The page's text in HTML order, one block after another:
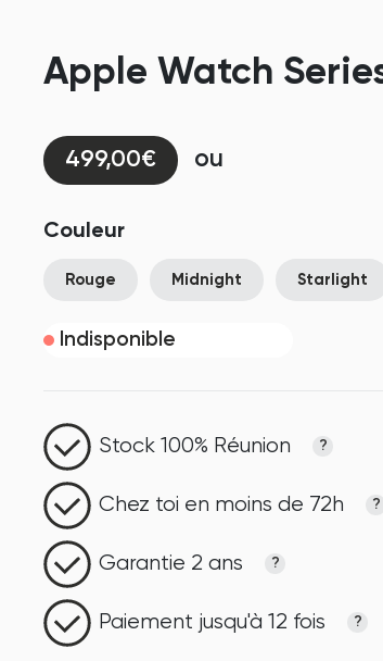
Apple Watch
499,00€ ou
Couleur
Rouge Midnight Starlight
Indisponible
Stock 100% Réunion ?
Chez toi en moins de 72h ?
Garantie 2 ans ?
Paiement jusqu'à 12 fois ?